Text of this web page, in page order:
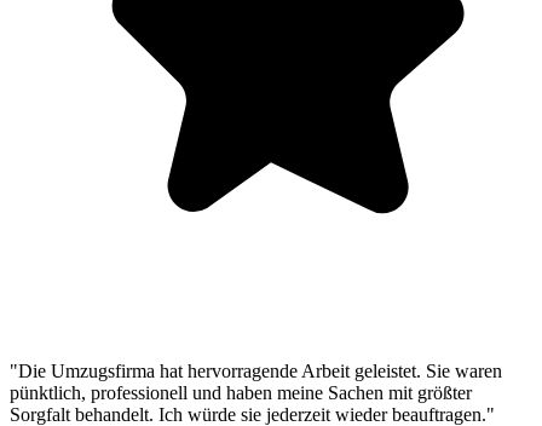
"Die Umzugsfirma hat hervorragende Arbeit geleistet. Sie waren
pünktlich, professionell und haben meine Sachen mit größter
Sorgfalt behandelt. Ich würde sie jederzeit wieder beauftragen."